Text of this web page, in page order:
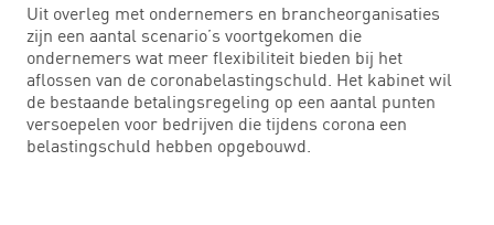
Uit overleg met ondernemers en brancheorganisaties
zijn een aantal scenario’s voortgekomen die
ondernemers wat meer flexibiliteit bieden bij het
aflossen van de coronabelastingschuld. Het kabinet wil
de bestaande betalingsregeling op een aantal punten
versoepelen voor bedrijven die tijdens corona een
belastingschuld hebben opgebouwd.